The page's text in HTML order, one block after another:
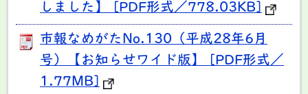
しました】 [PDF形式／778.03KB]
市報なめがたNo.130（平成28年6月
号）【お知らせワイド版】 [PDF形式／
1.77MB]